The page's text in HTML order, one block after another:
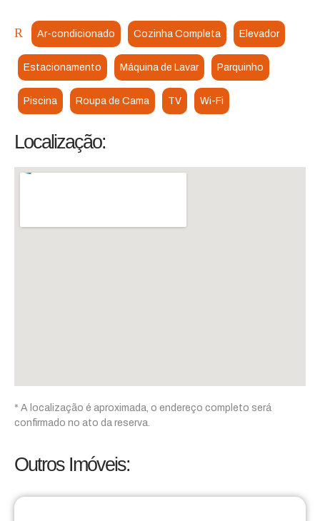
Ar-condicionado Cozinha Completa Elevador
Estacionamento Máquina de Lavar Parquinho
Piscina Roupa de Cama TV Wi-Fi
Localização:
* A localização é aproximada, o endereço completo será
confirmado no ato da reserva.
Outros Imóveis: